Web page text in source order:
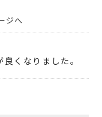
ジへ
くなりました。